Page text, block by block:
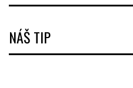
NÁŠ TIP